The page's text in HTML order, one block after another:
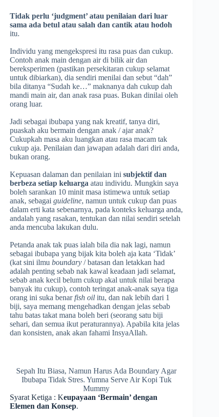
Tidak perlu ‘judgment’ atau penilaian dari luar
sama ada betul atau salah dan cantik atau hodoh
itu.
Individu yang mengekspresi itu rasa puas dan cukup.
Contoh anak main dengan air di bilik air dan
bereksperimen (pastikan persekitaran cukup selamat
untuk dibiarkan), dia sendiri menilai dan sebut “dah”
bila ditanya “Sudah ke…” maknanya dah cukup dah
mandi main air, dan anak rasa puas. Bukan dinilai oleh
orang luar.
Jadi sebagai ibubapa yang nak kreatif, tanya diri,
puaskah aku bermain dengan anak / ajar anak?
Cukupkah masa aku luangkan atau rasa macam tak
cukup aja. Penilaian dan jawapan adalah dari diri anda,
bukan orang.
Kepuasan dalaman dan penilaian ini subjektif dan
berbeza setiap keluarga atau individu. Mungkin saya
boleh sarankan 10 minit masa istimewa untuk setiap
anak, sebagai guideline, namun untuk cukup dan puas
dalam erti kata sebenarnya, pada konteks keluarga anda,
andalah yang rasakan, tentukan dan nilai sendiri setelah
anda mencuba lakukan dulu.
Petanda anak tak puas ialah bila dia nak lagi, namun
sebagai ibubapa yang bijak kita boleh aja kata ‘Tidak’
(kat sini ilmu boundary / batasan dan letakkan had
adalah penting sebab nak kawal keadaan jadi selamat,
sebab anak kecil belum cukup akal untuk nilai berapa
banyak itu cukup), contoh teringat anak-anak saya tiga
orang ini suka benarfish oil itu, dan nak lebih dari 1
biji, saya memang mengehadkan dengan jelas sebab
tahu batas takat mana boleh beri (seorang satu biji
sehari, dan semua ikut peraturannya). Apabila kita jelas
dan konsisten, anak akan fahami InsyaAllah.
Sepah Itu Biasa, Namun Harus Ada Boundary Agar
Ibubapa Tidak Stres. Yumna Serve Air Kopi Tuk
Mummy
Syarat Ketiga : Keupayaan ‘Bermain’ dengan
Elemen dan Konsep.